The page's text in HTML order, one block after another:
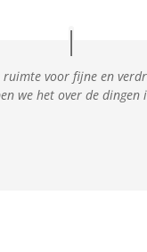
voor fijne en
we het over de